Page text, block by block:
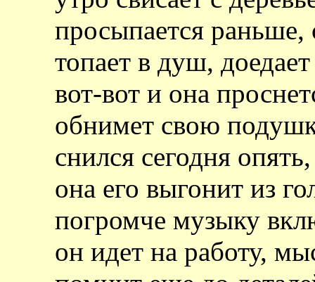
просыпается
топает в душ,
вот-вот и она
обнимет свою
снился сегодня
она его выгонит из
погромче музыку
он идет на работу,